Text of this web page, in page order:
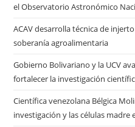
el Observatorio Astronómico
ACAV desarrolla técnica de
soberanía agroalimentaria
Gobierno Bolivariano y la UCV
fortalecer la investigación
Científica venezolana Bélgica
investigación y las células madre